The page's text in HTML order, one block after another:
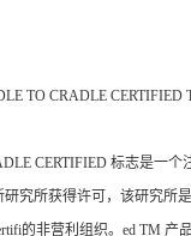
TO CRADLE CERTIFIED
CERTIFIED 标志是一个
究所获得许可，该研究所
的非营利组织。ed TM 产